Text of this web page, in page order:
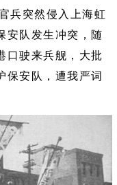
兵突然侵入上海虹
安队发生冲突，随
口驶来兵舰，大批
保安队，遭我严词